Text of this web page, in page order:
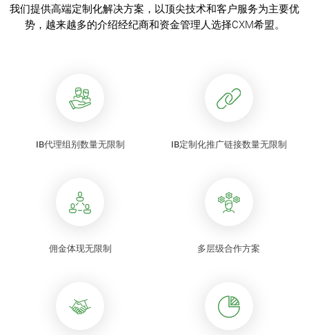
我们提供高端定制化解决方案，以顶尖技术和客户服务为主要优
势，越来越多的介绍经纪商和资金管理人选择CXM希盟。
IB代理组别数量无限制 IB定制化推广链接数量无限制
佣金体现无限制 多层级合作方案